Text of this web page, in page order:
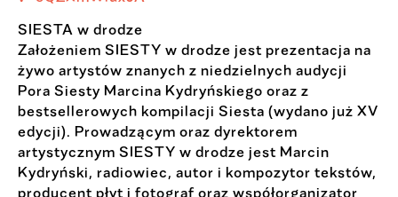
SIESTA w drodze
Założeniem SIESTY w drodze jest prezentacja na
żywo artystów znanych z niedzielnych audycji
Pora Siesty Marcina Kydryńskiego oraz z
bestsellerowych kompilacji Siesta (wydano już XV
edycji). Prowadzącym oraz dyrektorem
artystycznym SIESTY w drodze jest Marcin
Kydryński, radiowiec, autor i kompozytor tekstów,
producent płyt i fotograf oraz współorganizator